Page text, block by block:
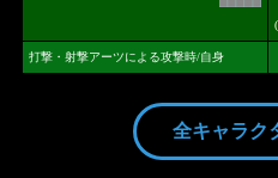
打撃・射撃アーツによる攻撃時/自身
全キャラク